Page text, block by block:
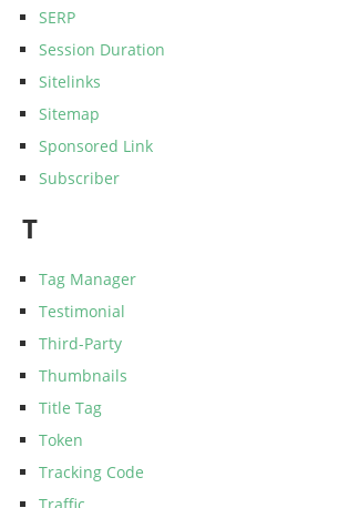
SERP
Session Duration
Sitelinks
Sitemap
Sponsored Link
Subscriber
T
Tag Manager
Testimonial
Third-Party
Thumbnails
Title Tag
Token
Tracking Code